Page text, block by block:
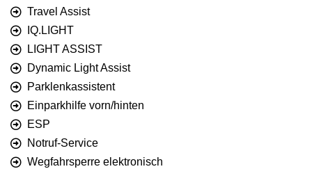
Travel Assist
IQ.LIGHT
LIGHT ASSIST
Dynamic Light Assist
Parklenkassistent
Einparkhilfe vorn/hinten
ESP
Notruf-Service
Wegfahrsperre elektronisch